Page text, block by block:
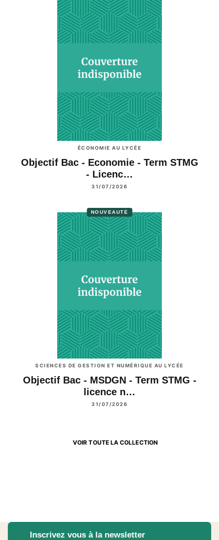
ÉCONOMIE AU LYCÉE
Objectif Bac - Economie - Term STMG
- Licenc…
31/07/2026
NOUVEAUTÉ
SCIENCES DE GESTION ET NUMÉRIQUE AU LYCÉE
Objectif Bac - MSDGN - Term STMG -
licence n…
31/07/2026
VOIR TOUTE LA COLLECTION
Inscrivez vous à la newsletter